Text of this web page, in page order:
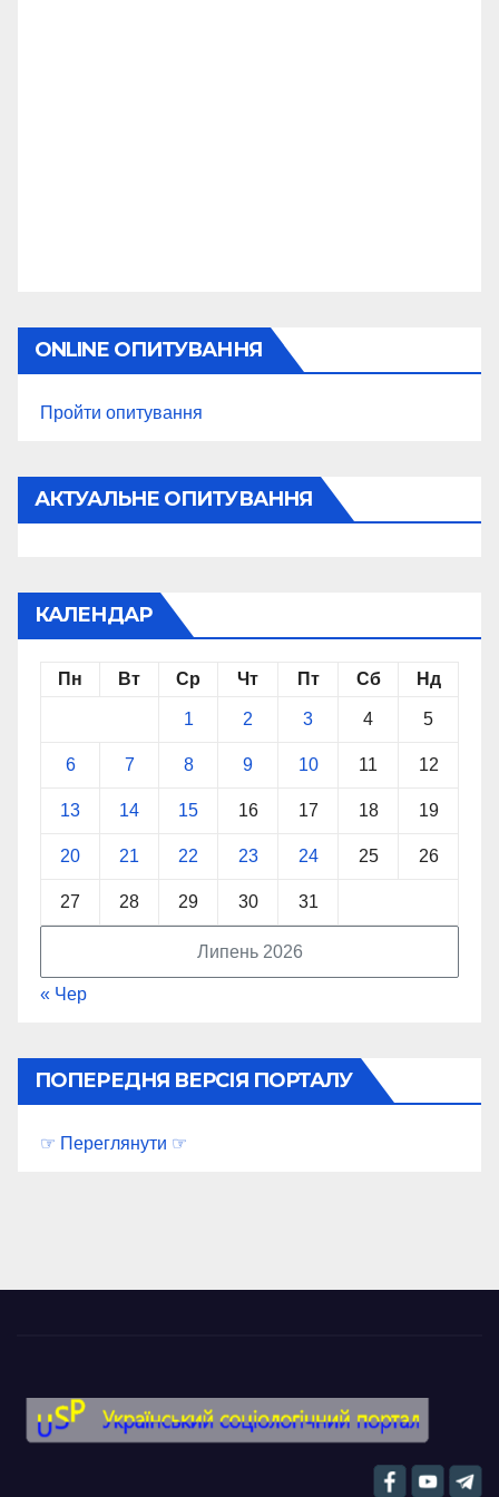
ONLINE ОПИТУВАННЯ
Пройти опитування
АКТУАЛЬНЕ ОПИТУВАННЯ
КАЛЕНДАР
Липень 2026
Пн Вт Ср Чт Пт Сб Нд
1 2 3 4 5
6 7 8 9 10 11 12
13 14 15 16 17 18 19
20 21 22 23 24 25 26
27 28 29 30 31
« Чер
ПОПЕРЕДНЯ ВЕРСІЯ ПОРТАЛУ
☞ Переглянути ☞